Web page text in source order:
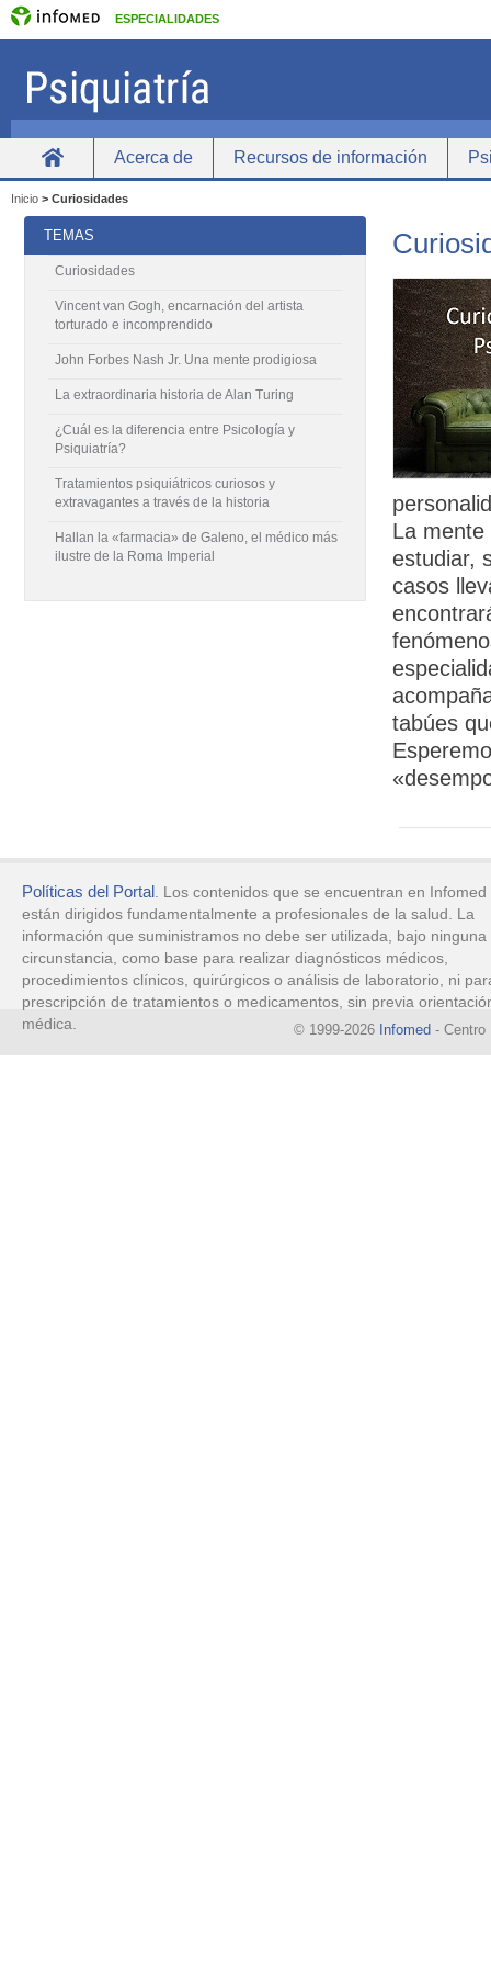
ESPECIALIDADES
Acerca de Recursos de información
Inicio > Curiosidades
La
estudiar,
casos
tabúes
TEMAS
Curiosidades
Vincent van Gogh, encarnación del artista
torturado e incomprendido
John Forbes Nash Jr. Una mente prodigiosa
La extraordinaria historia de Alan Turing
¿Cuál es la diferencia entre Psicología y
Psiquiatría?
Tratamientos psiquiátricos curiosos y
extravagantes a través de la historia
Hallan la «farmacia» de Galeno, el médico más
ilustre de la Roma Imperial
Políticas del Portal. Los contenidos que se encuentran en Infomed
están dirigidos fundamentalmente a profesionales de la salud. La
información que suministramos no debe ser utilizada, bajo ninguna
circunstancia, como base para realizar diagnósticos médicos,
procedimientos clínicos, quirúrgicos o análisis de laboratorio, ni
prescripción de tratamientos o medicamentos, sin previa
médica.
© 1999-2026 Infomed - Centro